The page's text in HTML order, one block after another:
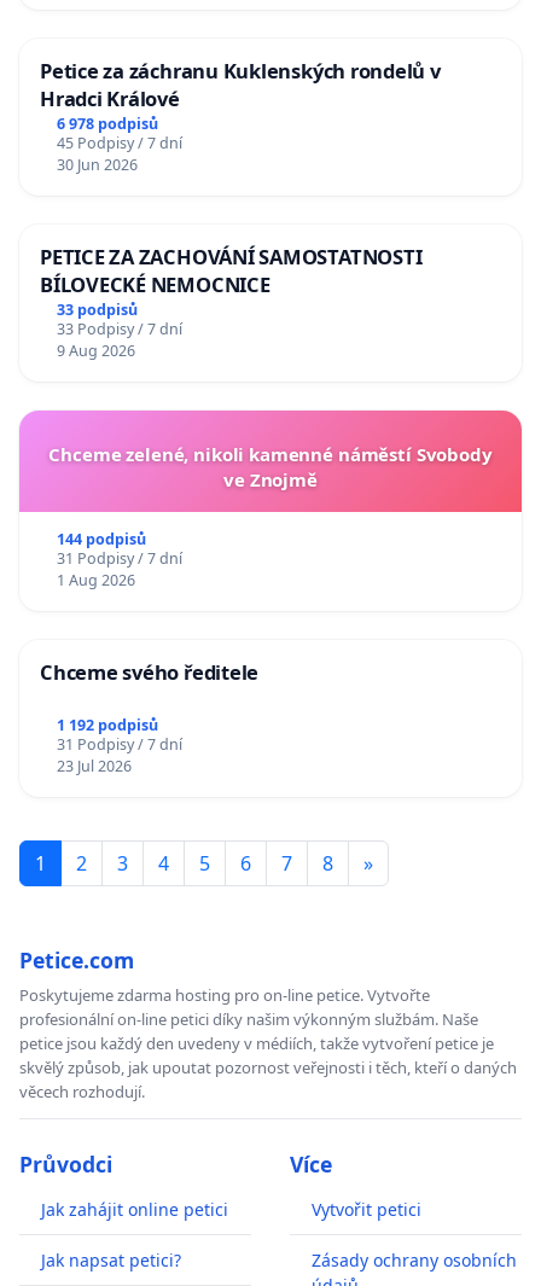
Petice za záchranu Kuklenských rondelů v
Hradci Králové
6 978 podpisů
45 Podpisy / 7 dní
30 Jun 2026
PETICE ZA ZACHOVÁNÍ SAMOSTATNOSTI
BÍLOVECKÉ NEMOCNICE
33 podpisů
33 Podpisy / 7 dní
9 Aug 2026
Chceme zelené, nikoli kamenné náměstí Svobody
ve Znojmě
144 podpisů
31 Podpisy / 7 dní
1 Aug 2026
Chceme svého ředitele
1 192 podpisů
31 Podpisy / 7 dní
23 Jul 2026
1 2 3 4 5 6 7 8 »
Petice.com
Poskytujeme zdarma hosting pro on-line petice. Vytvořte
profesionální on-line petici díky našim výkonným službám. Naše
petice jsou každý den uvedeny v médiích, takže vytvoření petice je
skvělý způsob, jak upoutat pozornost veřejnosti i těch, kteří o daných
věcech rozhodují.
Průvodci
Jak zahájit online petici
Jak napsat petici?
Více
Vytvořit petici
Zásady ochrany osobních